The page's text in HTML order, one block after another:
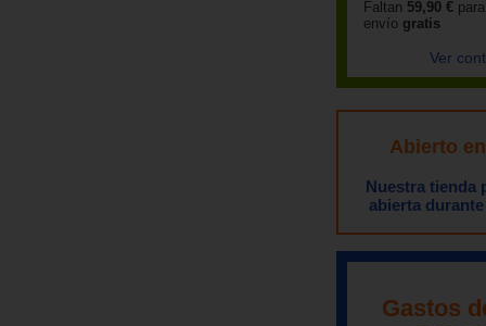
Faltan 59,90 €
envío gratis
Ver
Abierto
Nuestra tienda
abierta
Gastos